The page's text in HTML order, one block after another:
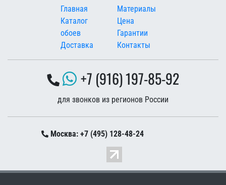
Меню в подвале
Главная
Каталог
обоев
Доставка
Материалы
Цена
Гарантии
Контакты
+7 (916) 197-85-92
для звонков из регионов России
Москва: +7 (495) 128-48-24